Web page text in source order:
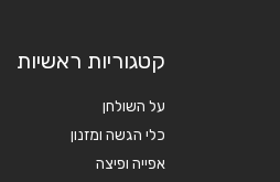
קטגוריות ראשיות
על השולחן
כלי הגשה ומזנון
אפייה ופיצה